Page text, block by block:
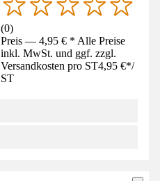
(0)
Preis — 4,95 € * Alle Preise
inkl. MwSt. und ggf. zzgl.
Versandkosten pro ST4,95 €*/
ST